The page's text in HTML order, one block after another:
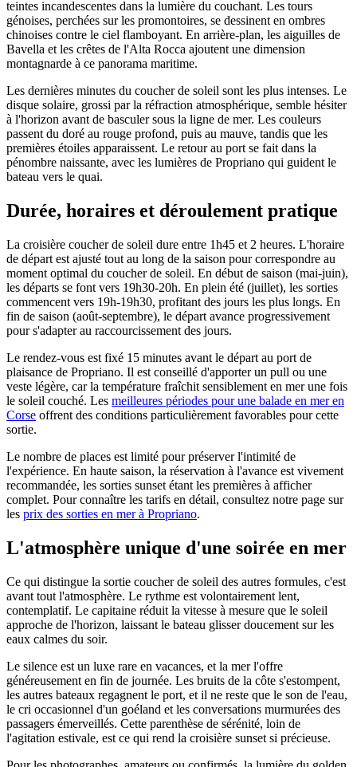
teintes incandescentes dans la lumière du couchant. Les tours
génoises, perchées sur les promontoires, se dessinent en ombres
chinoises contre le ciel flamboyant. En arrière-plan, les aiguilles de
Bavella et les crêtes de l'Alta Rocca ajoutent une dimension
montagnarde à ce panorama maritime.
Les dernières minutes du coucher de soleil sont les plus intenses. Le
disque solaire, grossi par la réfraction atmosphérique, semble hésiter
à l'horizon avant de basculer sous la ligne de mer. Les couleurs
passent du doré au rouge profond, puis au mauve, tandis que les
premières étoiles apparaissent. Le retour au port se fait dans la
pénombre naissante, avec les lumières de Propriano qui guident le
bateau vers le quai.
Durée, horaires et déroulement pratique
La croisière coucher de soleil dure entre 1h45 et 2 heures. L'horaire
de départ est ajusté tout au long de la saison pour correspondre au
moment optimal du coucher de soleil. En début de saison (mai-juin),
les départs se font vers 19h30-20h. En plein été (juillet), les sorties
commencent vers 19h-19h30, profitant des jours les plus longs. En
fin de saison (août-septembre), le départ avance progressivement
pour s'adapter au raccourcissement des jours.
Le rendez-vous est fixé 15 minutes avant le départ au port de
plaisance de Propriano. Il est conseillé d'apporter un pull ou une
veste légère, car la température fraîchit sensiblement en mer une fois
le soleil couché. Les meilleures périodes pour une balade en mer en
Corse offrent des conditions particulièrement favorables pour cette
sortie.
Le nombre de places est limité pour préserver l'intimité de
l'expérience. En haute saison, la réservation à l'avance est vivement
recommandée, les sorties sunset étant les premières à afficher
complet. Pour connaître les tarifs en détail, consultez notre page sur
les prix des sorties en mer à Propriano.
L'atmosphère unique d'une soirée en mer
Ce qui distingue la sortie coucher de soleil des autres formules, c'est
avant tout l'atmosphère. Le rythme est volontairement lent,
contemplatif. Le capitaine réduit la vitesse à mesure que le soleil
approche de l'horizon, laissant le bateau glisser doucement sur les
eaux calmes du soir.
Le silence est un luxe rare en vacances, et la mer l'offre
généreusement en fin de journée. Les bruits de la côte s'estompent,
les autres bateaux regagnent le port, et il ne reste que le son de l'eau,
le cri occasionnel d'un goéland et les conversations murmurées des
passagers émerveillés. Cette parenthèse de sérénité, loin de
l'agitation estivale, est ce qui rend la croisière sunset si précieuse.